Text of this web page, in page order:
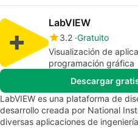
LabVIEW
3.2 Gratuito
Visualización de
programación gráfica
Descargar
LabVIEW es una plataforma de
desarrollo creada por National
diversas aplicaciones de